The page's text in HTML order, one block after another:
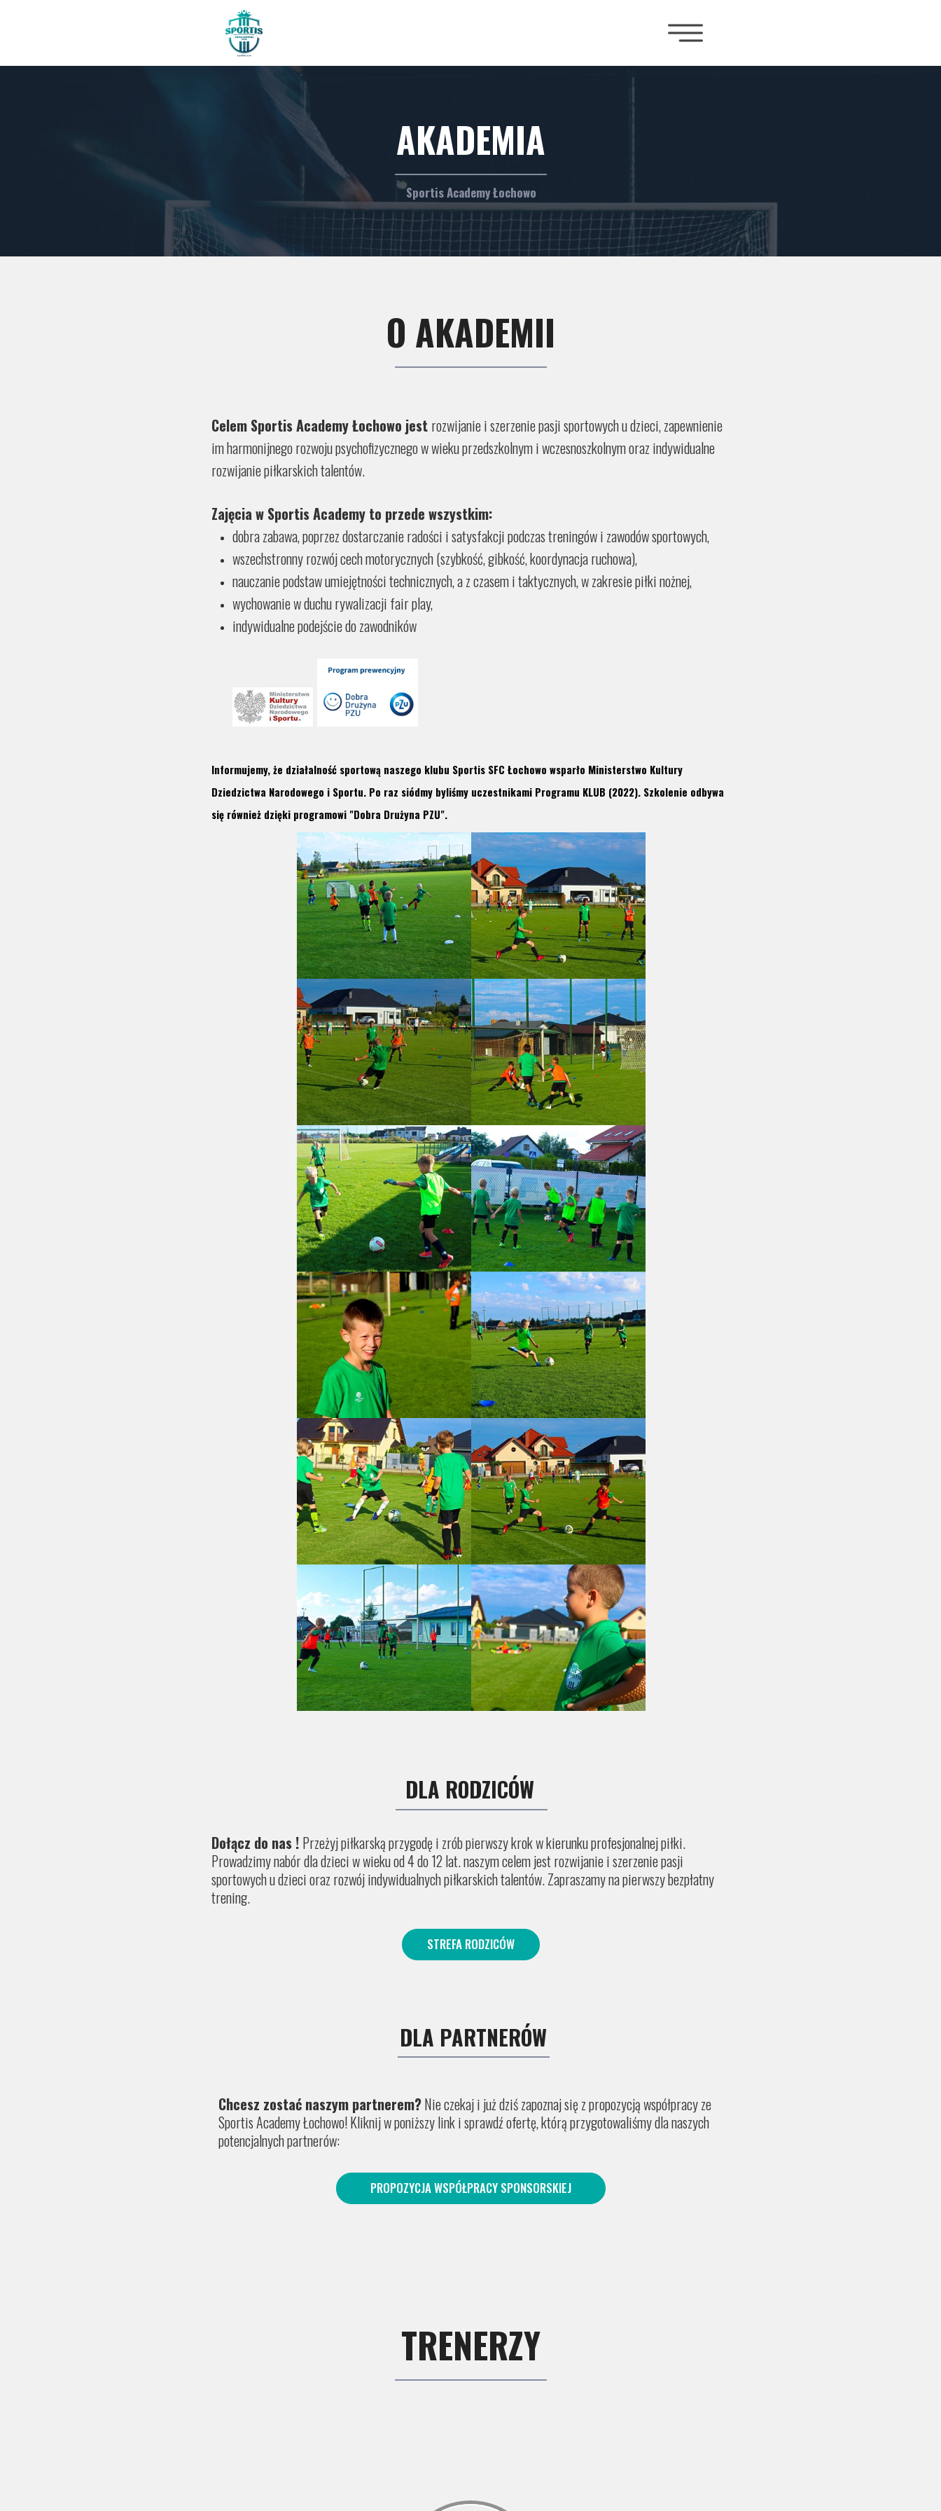
TRENERZY
PROPOZYCJA WSPÓŁPRACY SPONSORSKIEJ
STREFA RODZICÓW
DLA PARTNERÓW
DLA RODZICÓW
Chcesz zostać naszym partnerem?Nie czekaj i już dziś zapoznaj się z propozycją współpracy ze
Sportis Academy Łochowo! Kliknij w poniższy link i sprawdź ofertę, którą przygotowaliśmy dla naszych
potencjalnych partnerów:
Dołącz do nas ! Przeżyj piłkarską przygodę i zrób pierwszy krok w kierunku profesjonalnej piłki.
Prowadzimy nabór dla dzieci w wieku od 4 do 12 lat. naszym celem jest rozwijanie i szerzenie pasji
sportowych u dzieci oraz rozwój indywidualnych piłkarskich talentów. Zapraszamy na pierwszy bezpłatny
trening.
Celem Sportis Academy Łochowo jest rozwijanie i szerzenie pasji sportowych u dzieci, zapewnienie
im harmonijnego rozwoju psychofizycznego w wieku przedszkolnym i wczesnoszkolnym oraz indywidualne
rozwijanie piłkarskich talentów.
Zajęcia w Sportis Academy to przede wszystkim:
dobra zabawa, poprzez dostarczanie radości i satysfakcji podczas treningów i zawodów sportowych,
wszechstronny rozwój cech motorycznych (szybkość, gibkość, koordynacja ruchowa),
nauczanie podstaw umiejętności technicznych, a z czasem i taktycznych, w zakresie piłki nożnej,
wychowanie w duchu rywalizacji fair play,
indywidualne podejście do zawodników
Informujemy, że działalność sportową naszego klubu Sportis SFC Łochowo wsparło Ministerstwo Kultury
Dziedzictwa Narodowego i Sportu. Po raz siódmy byliśmy uczestnikami Programu KLUB (2022). Szkolenie odbywa
się również dzięki programowi "Dobra Drużyna PZU".
O AKADEMII
Sportis Academy Łochowo
AKADEMIA